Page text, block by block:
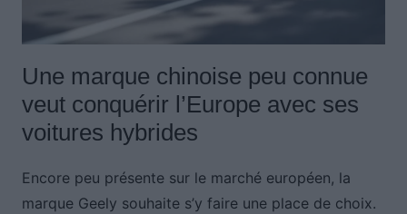
Une marque chinoise peu connue
veut conquérir l’Europe avec ses
voitures hybrides
Encore peu présente sur le marché européen, la
marque Geely souhaite s’y faire une place de choix.